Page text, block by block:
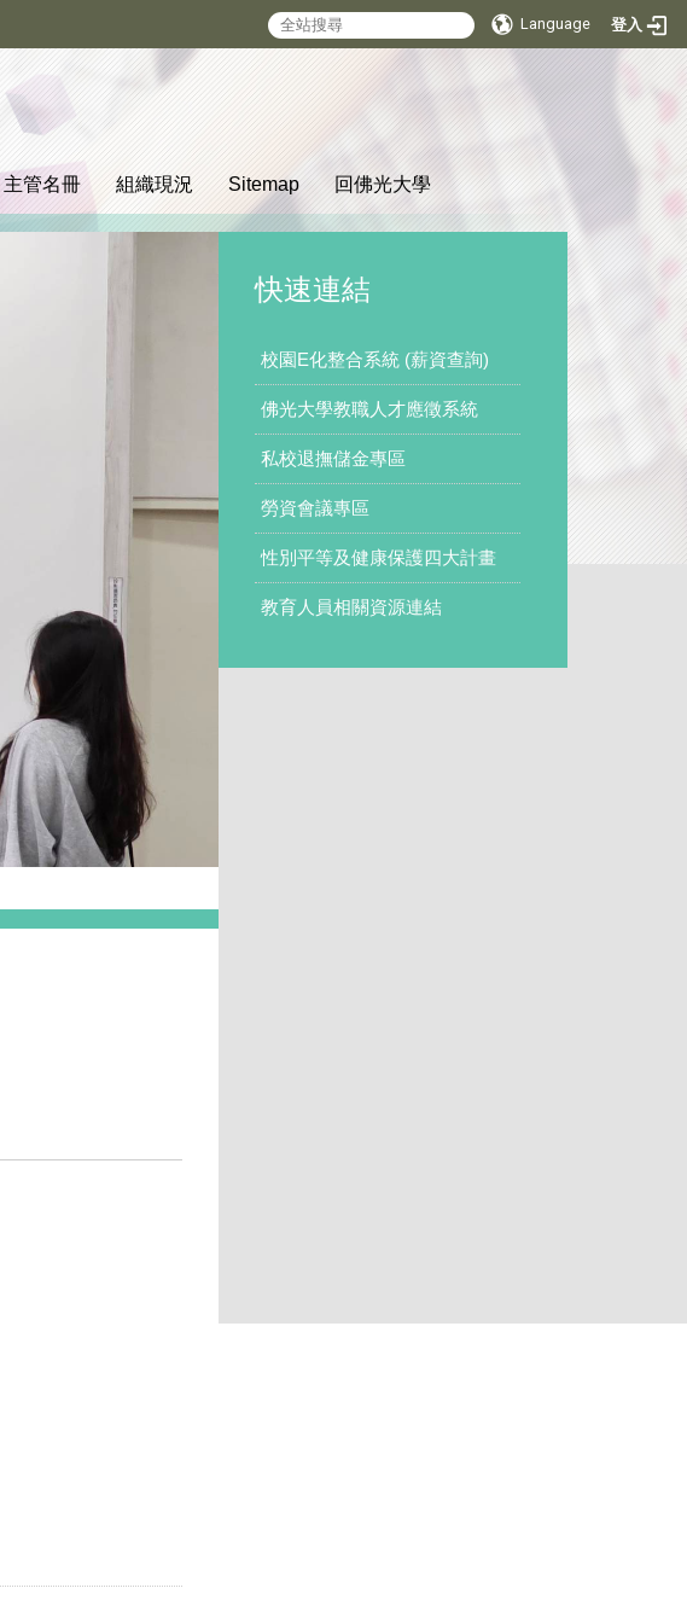
Language 登入
主管名冊 組織現況 Sitemap 回佛光大學
快速連結
校園E化整合系統 (薪資查詢)
佛光大學教職人才應徵系統
私校退撫儲金專區
勞資會議專區
性別平等及健康保護四大計畫
教育人員相關資源連結